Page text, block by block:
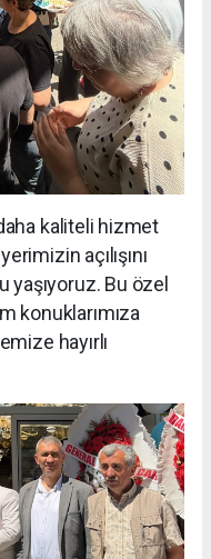
kaliteli hizmet
açılışını
Bu özel
konuklarımıza
hayırlı